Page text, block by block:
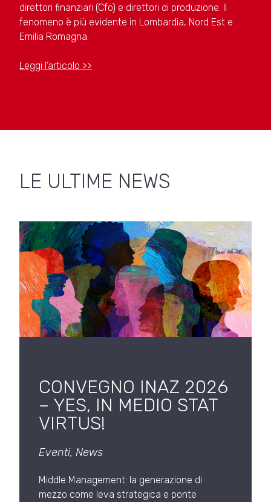
direttori finanziari (Cfo) e direttori di produzione. Il
fenomeno è più evidente in Lombardia, Nord Est e
Emilia Romagna.
Leggi l’articolo >>
LE ULTIME NEWS
CONVEGNO INAZ 2026
– YES, IN MEDIO STAT
VIRTUS!
Eventi, News
Middle Management: la generazione di
mezzo come leva strategica e ponte